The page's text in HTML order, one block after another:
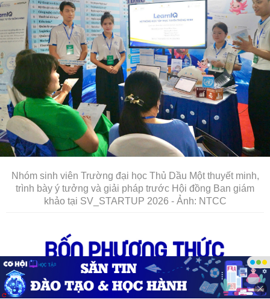
Nhóm sinh viên Trường đại học Thủ Dầu Một thuyết minh,
trình bày ý tưởng và giải pháp trước Hội đồng Ban giám
khảo tại SV_STARTUP 2026 - Ảnh: NTCC